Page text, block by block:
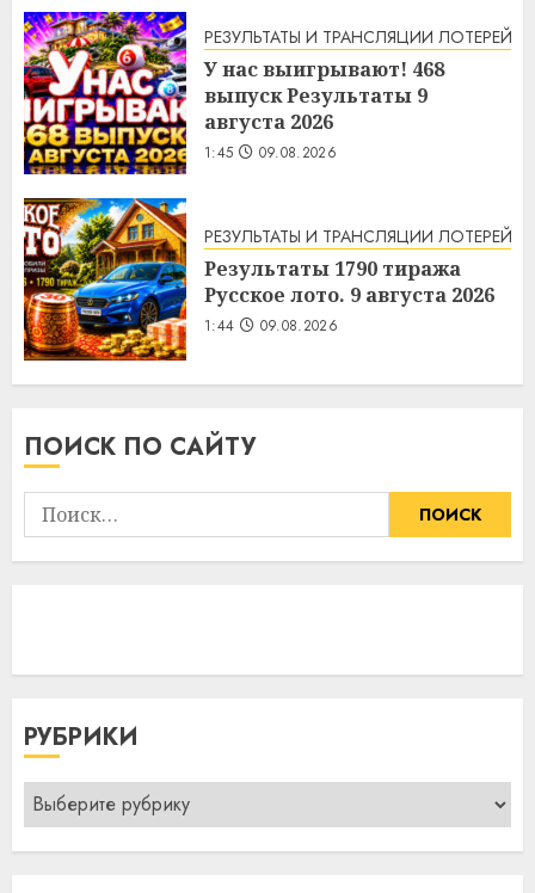
РЕЗУЛЬТАТЫ И ТРАНСЛЯЦИИ ЛОТЕРЕЙ
У нас выигрывают! 468
выпуск Результаты 9
августа 2026
1:45 09.08.2026
РЕЗУЛЬТАТЫ И ТРАНСЛЯЦИИ ЛОТЕРЕЙ
Результаты 1790 тиража
Русское лото. 9 августа 2026
1:44 09.08.2026
ПОИСК ПО САЙТУ
Найти:
РУБРИКИ
Рубрики